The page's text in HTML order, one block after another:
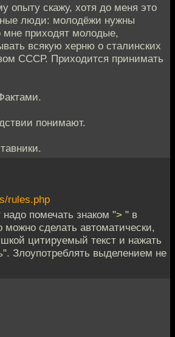
опыту скажу, хотя до меня это
люди: молодёжи нужны
мне приходят молодые,
всякую херню о сталинских
СССР. Приходится принимать
понимают.
rules.php
помечать знаком "> " в
можно сделать автоматически,
цитируемый текст и нажать
Злоупотреблять выделением не